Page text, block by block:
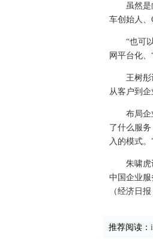
虽然是
车创始人、
“也可
网平台化
王树彤
从客户到
布局企
了什么服
入的模式。
朱啸虎
中国企业服
（经济日
推荐阅读：